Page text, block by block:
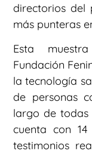
directorios del
más punteras
Esta
Fundación
la tecnología
de personas
largo de todas
cuenta con
testimonios